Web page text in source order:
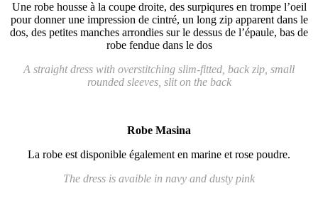
Une robe housse à la coupe droite, des surpiqures en trompe l’oeil
pour donner une impression de cintré, un long zip apparent dans le
dos, des petites manches arrondies sur le dessus de l’épaule, bas de
robe fendue dans le dos
A straight dress with overstitching slim-fitted, back zip, small
rounded sleeves, slit on the back
Robe Masina
La robe est disponible également en marine et rose poudre.
The dress is avaible in navy and dusty pink